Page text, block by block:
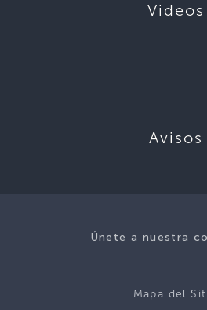
Videos
Avisos
Únete a nuestra
Mapa del